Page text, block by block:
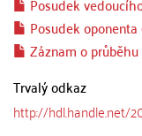
Posudek oponenta
Záznam o
Trvalý odkaz
http://hdl.handle.net/